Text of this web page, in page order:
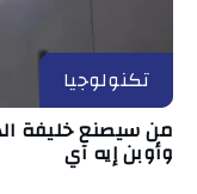
تكنولوجيا
من سيصنع خليفة
وأوبن إيه آي